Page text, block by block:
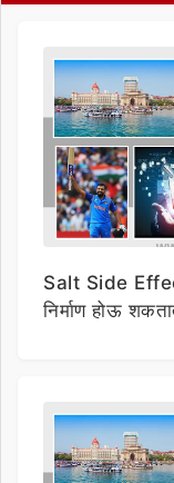
Salt Side
निर्माण होऊ